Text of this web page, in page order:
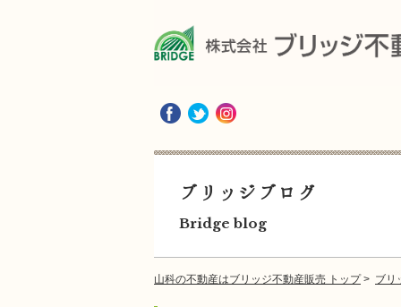
ブリッジブログ
Bridge blog
山科の不動産はブリッジ不動産販売 トップ> ブリ